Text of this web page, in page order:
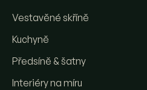
Vestavěné skříně
Kuchyně
Předsíně & šatny
Interiéry na míru